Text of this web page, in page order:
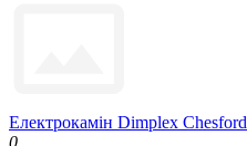
Електрокамін Dimplex Chesford
0